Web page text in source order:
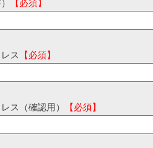
【必須】
ス 【必須】
ス（確認用） 【必須】